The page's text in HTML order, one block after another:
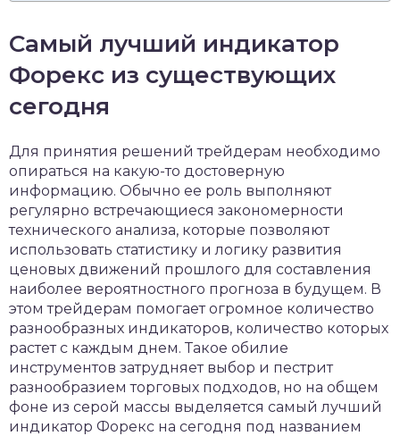
Самый лучший индикатор
Форекс из существующих
сегодня
Для принятия решений трейдерам необходимо
опираться на какую-то достоверную
информацию. Обычно ее роль выполняют
регулярно встречающиеся закономерности
технического анализа, которые позволяют
использовать статистику и логику развития
ценовых движений прошлого для составления
наиболее вероятностного прогноза в будущем. В
этом трейдерам помогает огромное количество
разнообразных индикаторов, количество которых
растет с каждым днем. Такое обилие
инструментов затрудняет выбор и пестрит
разнообразием торговых подходов, но на общем
фоне из серой массы выделяется самый лучший
индикатор Форекс на сегодня под названием